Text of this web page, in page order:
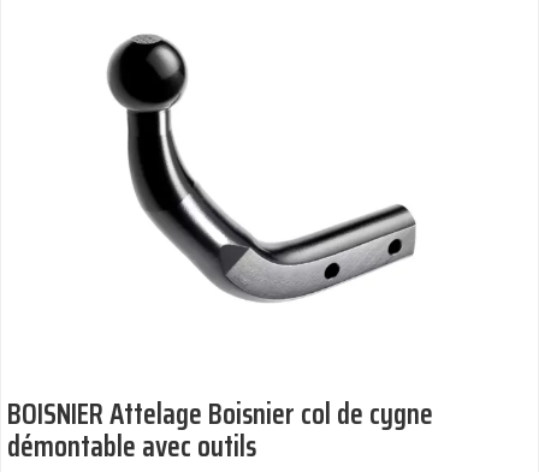
BOISNIER Attelage Boisnier col de cygne
démontable avec outils